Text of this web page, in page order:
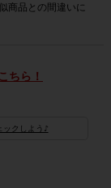
商品との間違いに
ちら！
ックしよう♪